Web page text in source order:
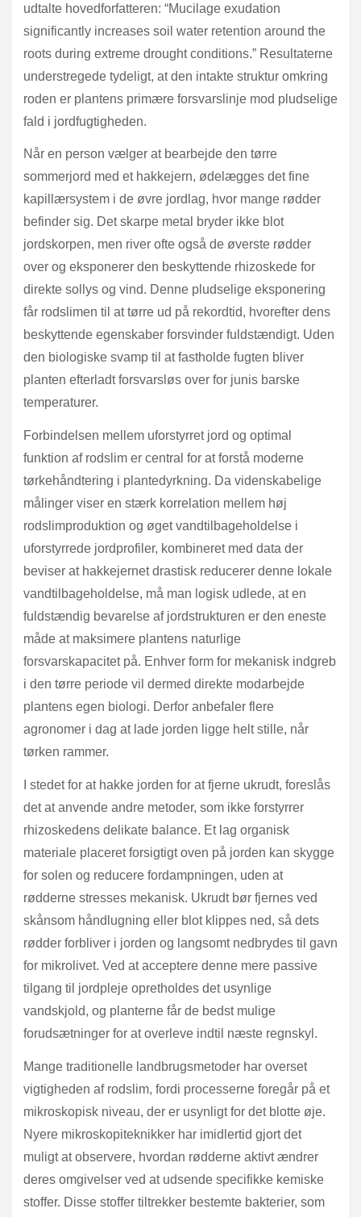
udtalte hovedforfatteren: “Mucilage exudation
significantly increases soil water retention around the
roots during extreme drought conditions.” Resultaterne
understregede tydeligt, at den intakte struktur omkring
roden er plantens primære forsvarslinje mod pludselige
fald i jordfugtigheden.
Når en person vælger at bearbejde den tørre
sommerjord med et hakkejern, ødelægges det fine
kapillærsystem i de øvre jordlag, hvor mange rødder
befinder sig. Det skarpe metal bryder ikke blot
jordskorpen, men river ofte også de øverste rødder
over og eksponerer den beskyttende rhizoskede for
direkte sollys og vind. Denne pludselige eksponering
får rodslimen til at tørre ud på rekordtid, hvorefter dens
beskyttende egenskaber forsvinder fuldstændigt. Uden
den biologiske svamp til at fastholde fugten bliver
planten efterladt forsvarsløs over for junis barske
temperaturer.
Forbindelsen mellem uforstyrret jord og optimal
funktion af rodslim er central for at forstå moderne
tørkehåndtering i plantedyrkning. Da videnskabelige
målinger viser en stærk korrelation mellem høj
rodslimproduktion og øget vandtilbageholdelse i
uforstyrrede jordprofiler, kombineret med data der
beviser at hakkejernet drastisk reducerer denne lokale
vandtilbageholdelse, må man logisk udlede, at en
fuldstændig bevarelse af jordstrukturen er den eneste
måde at maksimere plantens naturlige
forsvarskapacitet på. Enhver form for mekanisk indgreb
i den tørre periode vil dermed direkte modarbejde
plantens egen biologi. Derfor anbefaler flere
agronomer i dag at lade jorden ligge helt stille, når
tørken rammer.
I stedet for at hakke jorden for at fjerne ukrudt, foreslås
det at anvende andre metoder, som ikke forstyrrer
rhizoskedens delikate balance. Et lag organisk
materiale placeret forsigtigt oven på jorden kan skygge
for solen og reducere fordampningen, uden at
rødderne stresses mekanisk. Ukrudt bør fjernes ved
skånsom håndlugning eller blot klippes ned, så dets
rødder forbliver i jorden og langsomt nedbrydes til gavn
for mikrolivet. Ved at acceptere denne mere passive
tilgang til jordpleje opretholdes det usynlige
vandskjold, og planterne får de bedst mulige
forudsætninger for at overleve indtil næste regnskyl.
Mange traditionelle landbrugsmetoder har overset
vigtigheden af rodslim, fordi processerne foregår på et
mikroskopisk niveau, der er usynligt for det blotte øje.
Nyere mikroskopiteknikker har imidlertid gjort det
muligt at observere, hvordan rødderne aktivt ændrer
deres omgivelser ved at udsende specifikke kemiske
stoffer. Disse stoffer tiltrekker bestemte bakterier, som